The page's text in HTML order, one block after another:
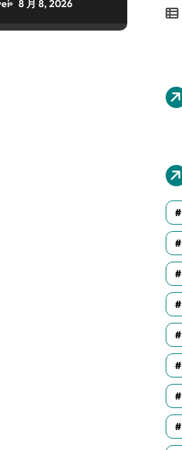
8 月 8, 2026